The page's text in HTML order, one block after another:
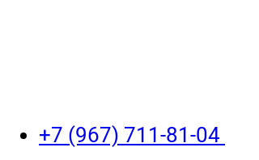
+7 (967) 711-81-04